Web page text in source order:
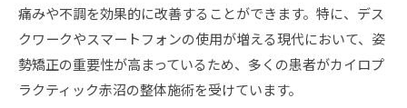
痛みや不調を効果的に改善することができます。特に、デス
クワークやスマートフォンの使用が増える現代において、姿
勢矯正の重要性が高まっているため、多くの患者がカイロプ
ラクティック赤沼の整体施術を受けています。